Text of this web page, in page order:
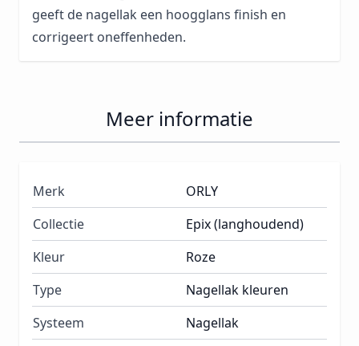
geeft de nagellak een hoogglans finish en
corrigeert oneffenheden.
Meer informatie
Merk
ORLY
Collectie
Epix (langhoudend)
Kleur
Roze
Type
Nagellak kleuren
Systeem
Nagellak